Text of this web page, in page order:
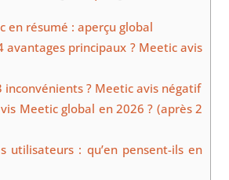
en résumé : aperçu global
avantages principaux ? Meetic avis
inconvénients ? Meetic avis négatif
Meetic global en 2026 ? (après 2
utilisateurs : qu’en pensent-ils en